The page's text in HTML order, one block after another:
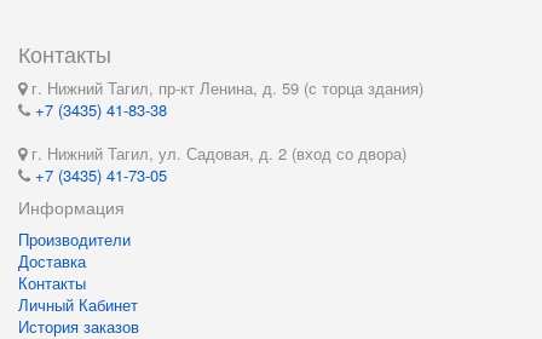
Контакты
г. Нижний Тагил, пр-кт Ленина, д. 59 (с торца здания)
+7 (3435) 41-83-38
г. Нижний Тагил, ул. Садовая, д. 2 (вход со двора)
+7 (3435) 41-73-05
Информация
Производители
Доставка
Контакты
Личный Кабинет
История заказов